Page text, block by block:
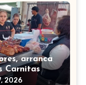
arranca
Carnitas
2026